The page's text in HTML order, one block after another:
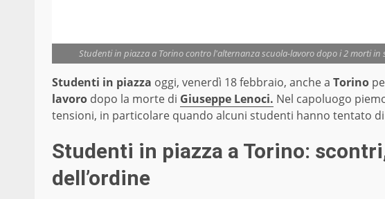
Studenti in piazza a Torino contro l'alternanza scuola-lavoro dopo i 2 morti in
Studenti in piazza oggi, venerdì 18 febbraio, anche a Torino
lavoro dopo la morte di Giuseppe Lenoci. Nel capoluogo
tensioni, in particolare quando alcuni studenti hanno tentato
Studenti in piazza a Torino:
dell’ordine